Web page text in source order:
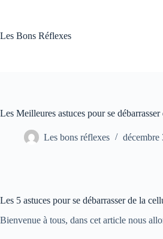
Les Bons Réflexes
Les Meilleures astuces pour se
Les bons réflexes décembre
Les 5 astuces pour se débarrasser de la
Bienvenue à tous, dans cet article nous